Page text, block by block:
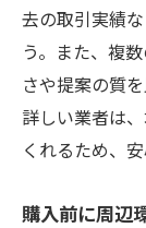
去の取引実績
う。また、複
さや提案の質
詳しい業者は
くれるため、
購入前に周辺